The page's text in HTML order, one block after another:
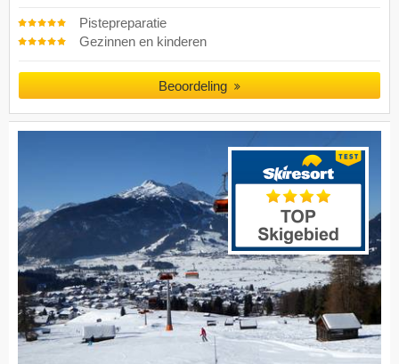
Pistepreparatie
Gezinnen en kinderen
Beoordeling